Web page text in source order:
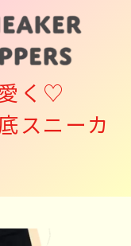
く♡
スニーカ